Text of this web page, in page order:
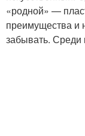
«родной» —
преимущества и
забывать. Среди